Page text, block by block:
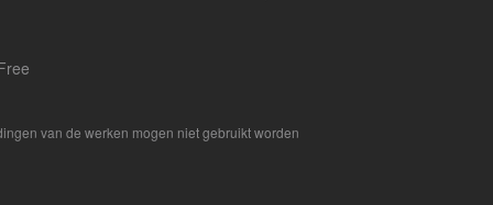
van de werken mogen niet gebruikt worden